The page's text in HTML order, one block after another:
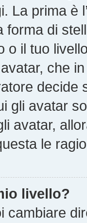
La prima è
forma di
o il tuo
che
gli avatar
avatar,
le
livello?
cambiare